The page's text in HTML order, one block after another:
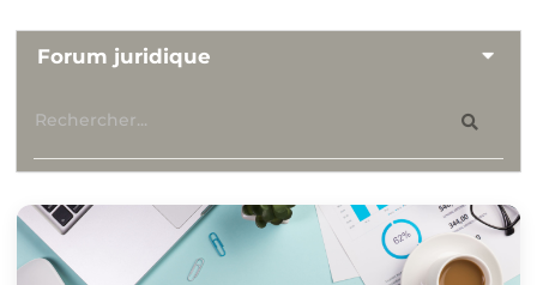
Forum juridique